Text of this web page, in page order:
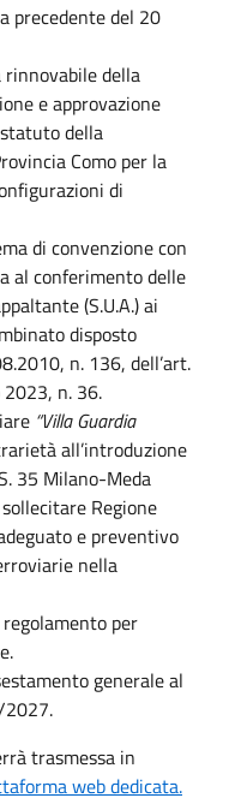
precedente del 20
rinnovabile della
e approvazione
della
Como per la
di
di convenzione con
al conferimento delle
(S.U.A.) ai
disposto
n. 136, dell’art.
2023, n. 36.
“Villa Guardia
all’introduzione
35 Milano-Meda
Regione
e preventivo
nella
per
generale al
2027.
trasmessa in
web dedicata.